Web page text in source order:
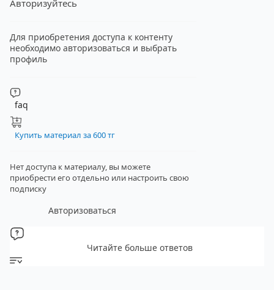
Авторизуйтесь
Для приобретения доступа к контенту
необходимо авторизоваться и выбрать
профиль
faq
Купить материал за 600 тг
Нет доступа к материалу, вы можете
приобрести его отдельно или настроить свою
подписку
Авторизоваться
Читайте больше ответов